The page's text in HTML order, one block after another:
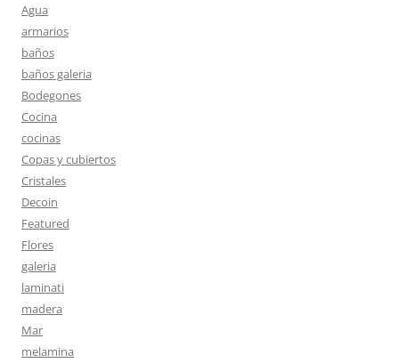
Agua
armarios
baños
baños galeria
Bodegones
Cocina
cocinas
Copas y cubiertos
Cristales
Decoin
Featured
Flores
galeria
laminati
madera
Mar
melamina